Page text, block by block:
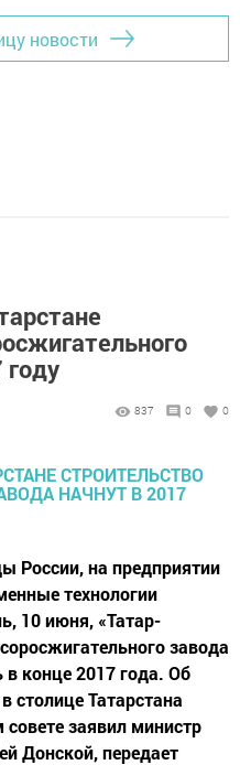
новости
году
837 0 0
России, на предприятии
технологии
10 июня, «Татар-
завода
в конце 2017 года. Об
столице Татарстана
заявил министр
Донской, передает